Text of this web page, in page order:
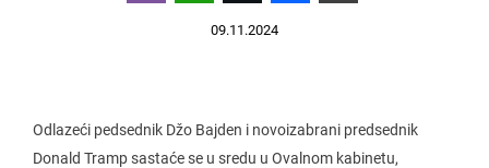
09.11.2024
Odlazeći pedsednik Džo Bajden i novoizabrani predsednik
Donald Tramp sastaće se u sredu u Ovalnom kabinetu,